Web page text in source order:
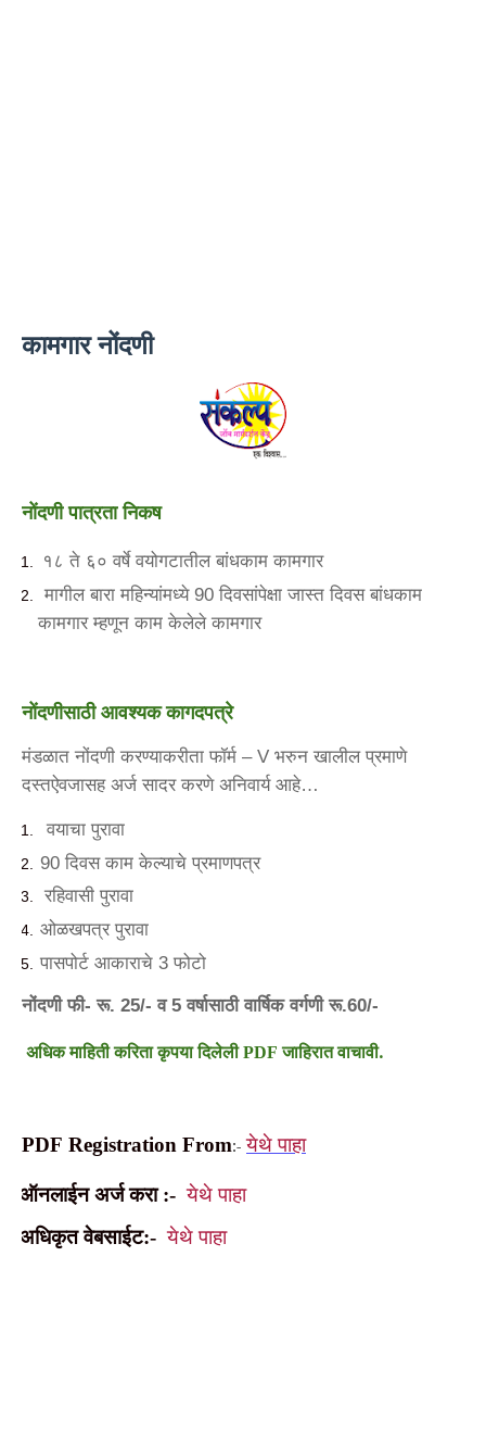
कामगार नोंदणी
नोंदणी पात्रता निकष
१८ ते ६० वर्षे वयोगटातील बांधकाम कामगार
मागील बारा महिन्यांमध्ये90 दिवसांपेक्षा जास्त दिवस बांधकाम
कामगार म्हणून काम केलेले कामगार
नोंदणीसाठी आवश्यक कागदपत्रे
मंडळात नोंदणी करण्याकरीता फॉर्म – V भरुन खालील प्रमाणे
दस्तऐवजासह अर्ज सादर करणे अनिवार्य आहे…
वयाचा पुरावा
90 दिवस काम केल्याचे प्रमाणपत्र
रहिवासी पुरावा
ओळखपत्र पुरावा
पासपोर्ट आकाराचे 3 फोटो
नोंदणी फी-रू. 25/-व5वर्षासाठी वार्षिक वर्गणी रू.60/-
अधिकमाहितीकरिताकृपयादिलेलीPDFजाहिरातवाचावी.
PDF Registration From:- येथे पाहा
ऑनलाईन अर्ज करा:- येथे पाहा
अधिकृत वेबसाईट:- येथे पाहा